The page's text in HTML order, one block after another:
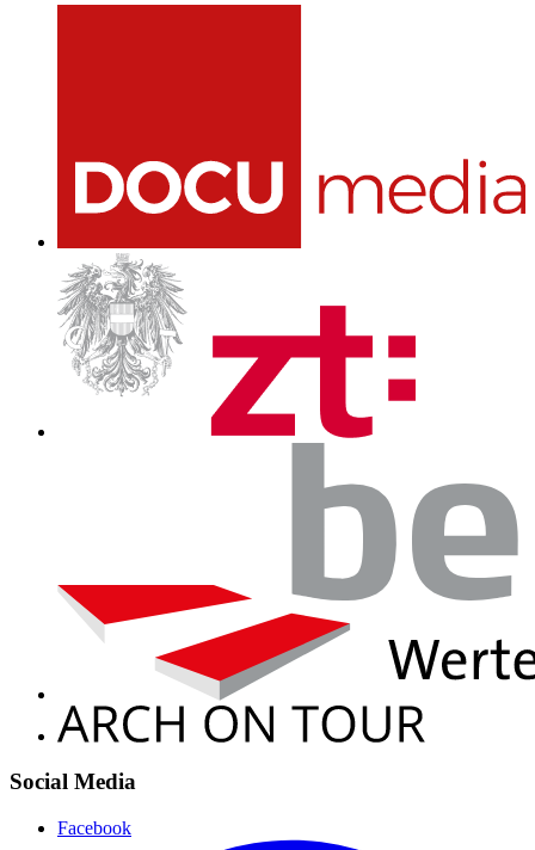
Social Media
Facebook